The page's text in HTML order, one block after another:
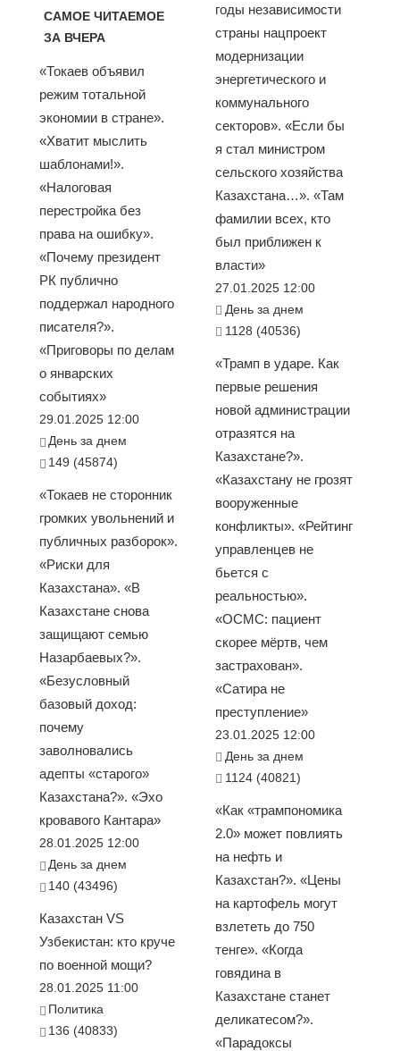
САМОЕ ЧИТАЕМОЕ
ЗА ВЧЕРА
«Токаев объявил
режим тотальной
экономии в стране».
«Хватит мыслить
шаблонами!».
«Налоговая
перестройка без
права на ошибку».
«Почему президент
РК публично
поддержал народного
писателя?».
«Приговоры по делам
о январских
событиях»
29.01.2025 12:00
День за днем
149 (45874)
«Токаев не сторонник
громких увольнений и
публичных разборок».
«Риски для
Казахстана». «В
Казахстане снова
защищают семью
Назарбаевых?».
«Безусловный
базовый доход:
почему
заволновались
адепты «старого»
Казахстана?». «Эхо
кровавого Кантара»
28.01.2025 12:00
День за днем
140 (43496)
Казахстан VS
Узбекистан: кто круче
по военной мощи?
28.01.2025 11:00
Политика
136 (40833)
годы независимости
страны нацпроект
модернизации
энергетического и
коммунального
секторов». «Если бы
я стал министром
сельского хозяйства
Казахстана…». «Там
фамилии всех, кто
был приближен к
власти»
27.01.2025 12:00
День за днем
1128 (40536)
«Трамп в ударе. Как
первые решения
новой администрации
отразятся на
Казахстане?».
«Казахстану не грозят
вооруженные
конфликты». «Рейтинг
управленцев не
бьется с
реальностью».
«ОСМС: пациент
скорее мёртв, чем
застрахован».
«Сатира не
преступление»
23.01.2025 12:00
День за днем
1124 (40821)
«Как «трампономика
2.0» может повлиять
на нефть и
Казахстан?». «Цены
на картофель могут
взлететь до 750
тенге». «Когда
говядина в
Казахстане станет
деликатесом?».
«Парадоксы